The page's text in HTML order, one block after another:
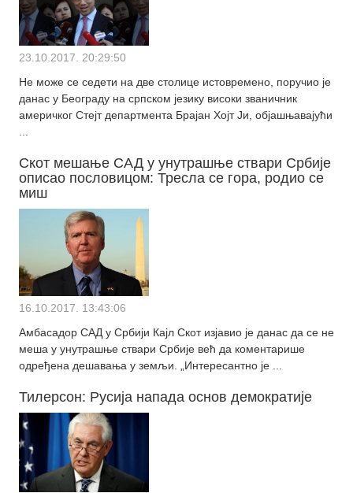
23.10.2017. 20:29:50
Не може се седети на две столице истовремено, поручио је
данас у Београду на српском језику високи званичник
америчког Стејт департмента Брајан Хојт Ји, објашњавајући
Скот мешање САД у унутрашње ствари Србије
описао пословицом: Тресла се гора, родио се
миш
16.10.2017. 13:43:06
Амбасадор САД у Србији Кајл Скот изјавио је данас да се не
меша у унутрашње ствари Србије већ да коментарише
одређена дешавања у земљи. „Интересантно је ...
Тилерсон: Русија напада основ демократије